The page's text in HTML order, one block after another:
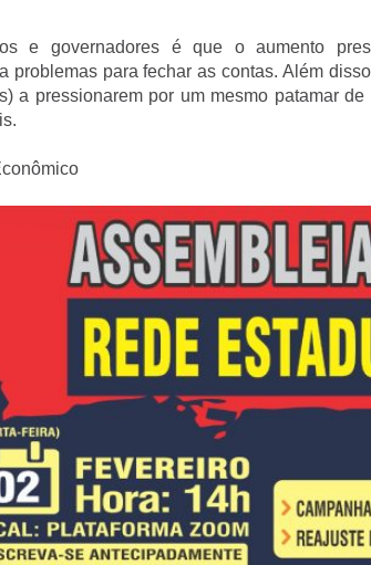
e governadores é que o aumento
problemas para fechar as contas. Além
a pressionarem por um mesmo patamar